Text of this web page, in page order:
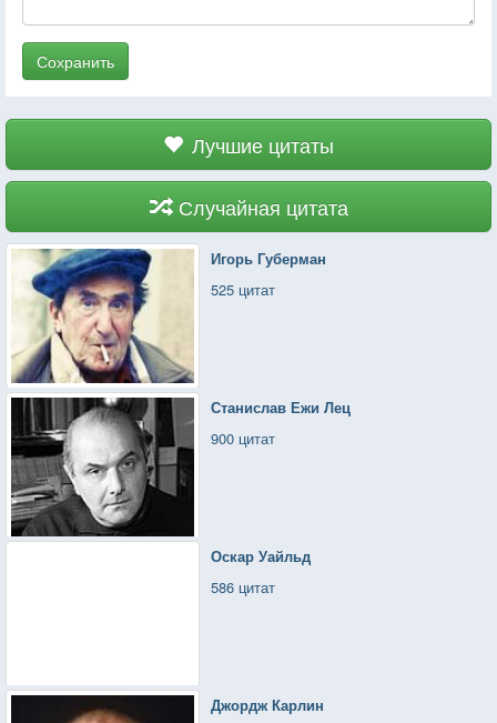
Сохранить
Лучшие цитаты
Случайная цитата
Игорь Губерман
525 цитат
Станислав Ежи Лец
900 цитат
Оскар Уайльд
586 цитат
Джордж Карлин